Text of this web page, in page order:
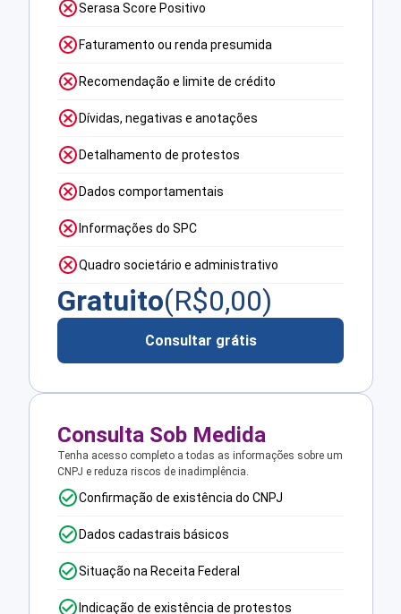
Serasa Score Positivo
Faturamento ou renda presumida
Recomendação e limite de crédito
Dívidas, negativas e anotações
Detalhamento de protestos
Dados comportamentais
Informações do SPC
Quadro societário e administrativo
Gratuito(R$0,00)
Consultar grátis
Consulta Sob Medida
Tenha acesso completo a todas as informações sobre um
CNPJ e reduza riscos de inadimplência.
Confirmação de existência do CNPJ
Dados cadastrais básicos
Situação na Receita Federal
Indicação de existência de protestos